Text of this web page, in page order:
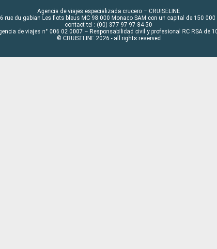
Agencia de viajes especializada crucero – CRUISELINE
rue du gabian Les flots bleus MC 98 000 Monaco SAM con un capital de 150 000
contact tel : (00) 377 97 97 84 50
de viajes n° 006 02 0007 – Responsabilidad civil y profesional RC RSA de
© CRUISELINE 2026 - all rights reserved